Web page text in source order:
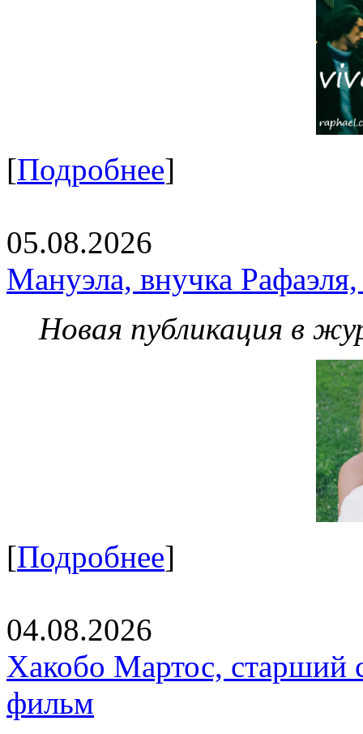
[Подробнее]
05.08.2026
Мануэла, внучка
Новая публикация в
[Подробнее]
04.08.2026
Хакобо Мартос, старший
фильм